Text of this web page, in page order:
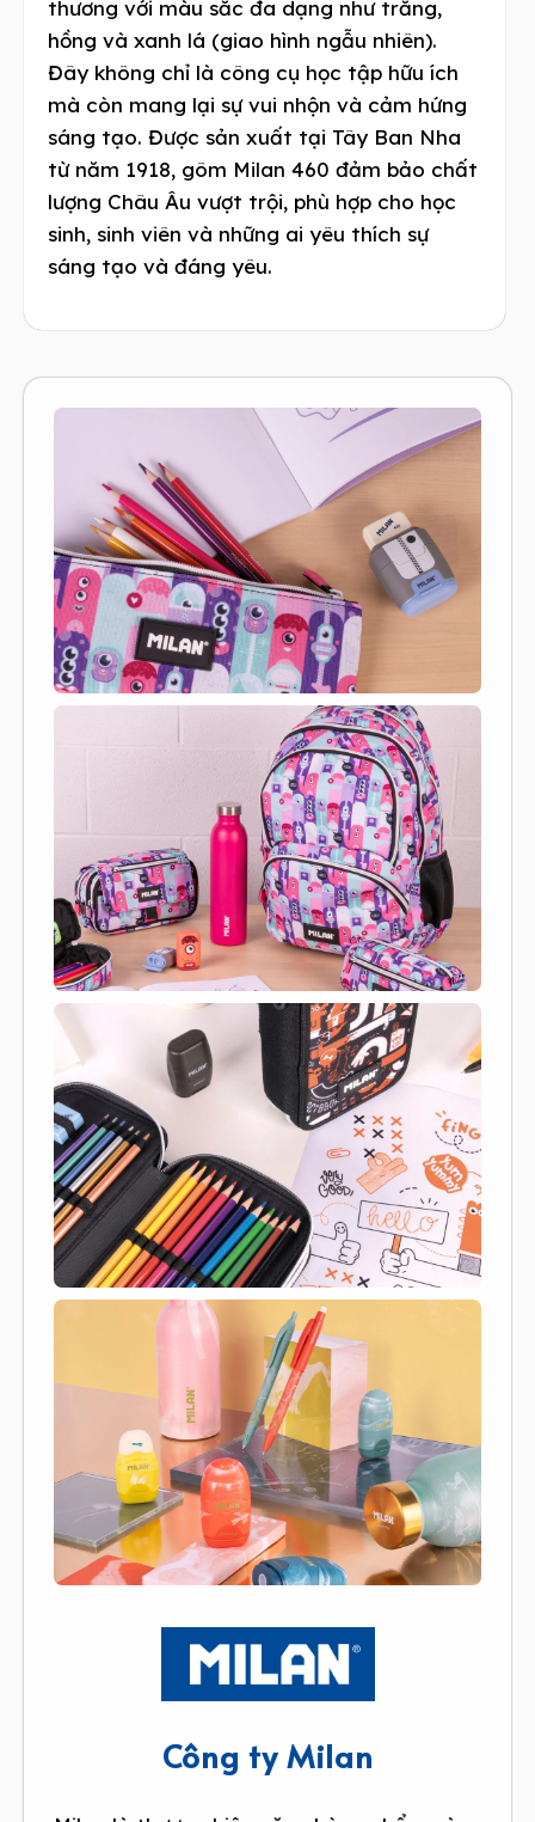
thương với màu sắc đa dạng như trắng,
hồng và xanh lá (giao hình ngẫu nhiên).
Đây không chỉ là công cụ học tập hữu ích
mà còn mang lại sự vui nhộn và cảm hứng
sáng tạo. Được sản xuất tại Tây Ban Nha
từ năm 1918, gôm Milan 460 đảm bảo chất
lượng Châu Âu vượt trội, phù hợp cho học
sinh, sinh viên và những ai yêu thích sự
sáng tạo và đáng yêu.
Công ty Milan